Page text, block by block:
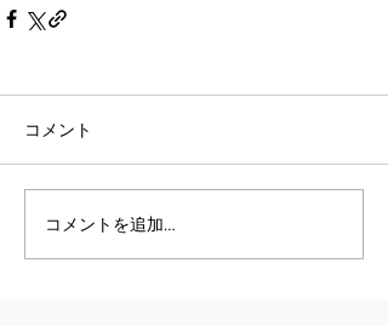
コメント
コメントを追加…